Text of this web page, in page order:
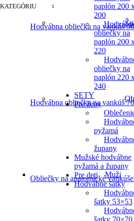
Muži
paplón 200
200
obliečky na
paplón 200
220
obliečky na
paplón 220
240
SETY
Pre ženy
pyžamá
župany
Mužské hodvábne
pyžamá a župany
Pre deti
Hodvábne šatky
šatky 53×53
šatky 70×70
Hodvábna obliečka na vankúš
Hodvábna obliečka na vankúš
Obliečky na anatomické